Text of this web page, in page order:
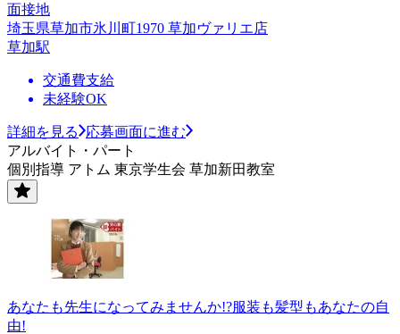
面接地
埼玉県草加市氷川町1970 草加ヴァリエ店
草加駅
交通費支給
未経験OK
詳細を見る
応募画面に進む
アルバイト・パート
個別指導 アトム 東京学生会 草加新田教室
あなたも先生になってみませんか!?服装も髪型もあなたの自
由!